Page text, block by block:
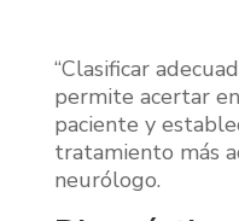
“Clasificar
permite acertar
paciente y
tratamiento más
neurólogo.